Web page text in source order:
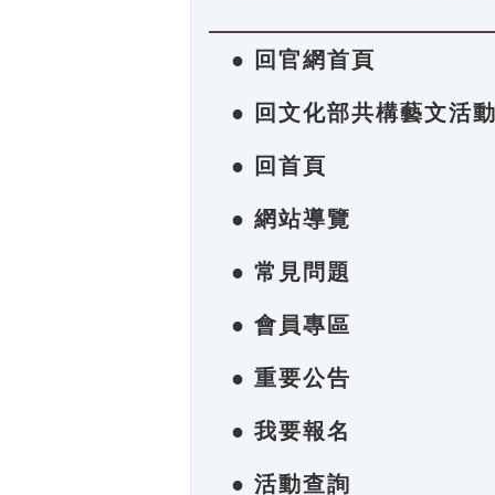
● 回官網首頁
● 回文化部共構藝文活
● 回首頁
● 網站導覽
● 常見問題
● 會員專區
● 重要公告
● 我要報名
● 活動查詢